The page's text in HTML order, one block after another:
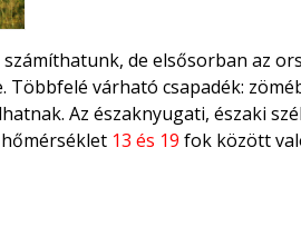
de elsősorban az
várható csapadék:
Az északnyugati, északi
13 és 19 fok között